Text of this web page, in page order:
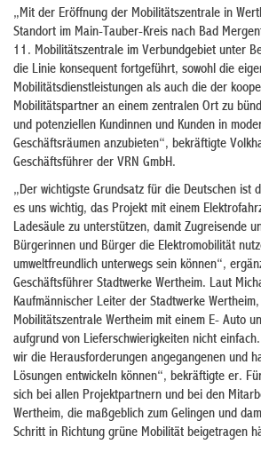
„Mit der Eröffnung der Mobilitätszentrale in
Standort im Main-Tauber-Kreis nach Bad
11. Mobilitätszentrale im Verbundgebiet unter
die Linie konsequent fortgeführt, sowohl die
Mobilitätsdienstleistungen als auch die der
Mobilitätspartner an einem zentralen Ort zu
und potenziellen Kundinnen und Kunden in
Geschäftsräumen anzubieten“, bekräftigte
Geschäftsführer der VRN GmbH.
„Der wichtigste Grundsatz für die Deutschen ist
es uns wichtig, das Projekt mit einem
Ladesäule zu unterstützen, damit Zugreisende
Bürgerinnen und Bürger die Elektromobilität
umweltfreundlich unterwegs sein können“,
Geschäftsführer Stadtwerke Wertheim. Laut
Kaufmännischer Leiter der Stadtwerke
Mobilitätszentrale Wertheim mit einem E- Auto
aufgrund von Lieferschwierigkeiten nicht
wir die Herausforderungen angegangenen und
Lösungen entwickeln können“, bekräftigte er.
sich bei allen Projektpartnern und bei den
Wertheim, die maßgeblich zum Gelingen und
Schritt in Richtung grüne Mobilität beigetragen